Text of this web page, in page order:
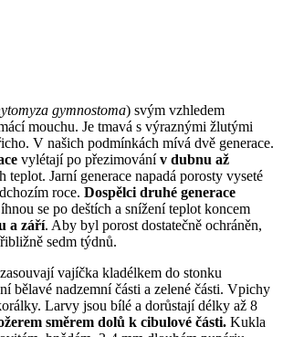
gymnostoma) svým vzhledem
mouchu. Je tmavá s výraznými žlutými
V našich podmínkách mívá dvě generace.
vylétají po přezimovánív dubnu až
teplot. Jarní generace napadá porosty vyseté
roce. Dospělci druhé generace
se po deštích a snížení teplot koncem
a září. Aby byl porost dostatečně ochráněn,
sedm týdnů.
vajíčka kladélkem do stonku
bělavé nadzemní části a zelené části. Vpichy
Larvy jsou bílé a dorůstají délky až 8
směrem dolů k cibulové části. Kukla